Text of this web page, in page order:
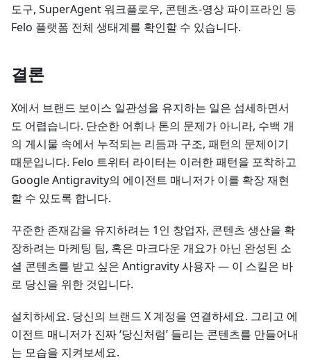
도구, SuperAgent 워크플로우, 콘텐츠-영상 파이프라인 등
Felo 플랫폼 전체 생태계를 확인할 수 있습니다.
결론
X에서 브랜드 보이스 일관성을 유지하는 일은 섬세하면서
도 어렵습니다. 단순한 어휘나 톤의 문제가 아니라, 수백 개
의 게시물 속에서 누적되는 리듬과 구조, 패턴의 문제이기
때문입니다. Felo 트위터 라이터는 이러한 패턴을 포착하고
Google Antigravity의 에이전트 매니저가 이를 확장 재현
할 수 있도록 합니다.
꾸준한 존재감을 유지하려는 1인 창업자, 콘텐츠 생산을 확
장하려는 마케팅 팀, 혹은 마크다운 개요가 아닌 완성된 소
셜 콘텐츠를 받고 싶은 Antigravity 사용자 — 이 스킬은 바
로 당신을 위한 것입니다.
설치하세요. 당신의 브랜드 X 계정을 연결하세요. 그리고 에
이전트 매니저가 진짜 ‘당신처럼’ 들리는 콘텐츠를 만들어내
는 모습을 지켜보세요.